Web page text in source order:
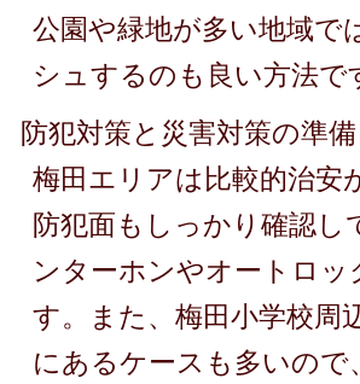
公園や緑地が多い地域で
シュするのも良い方法で
防犯対策と災害対策の準備
梅田エリアは比較的治安
防犯面もしっかり確認
ンターホンやオートロ
す。また、梅田小学校周
にあるケースも多いので